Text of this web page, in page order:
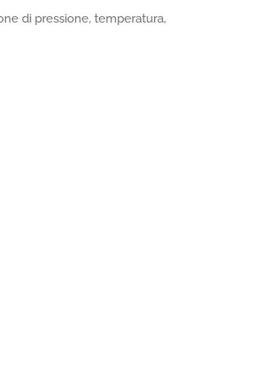
di pressione, temperatura,